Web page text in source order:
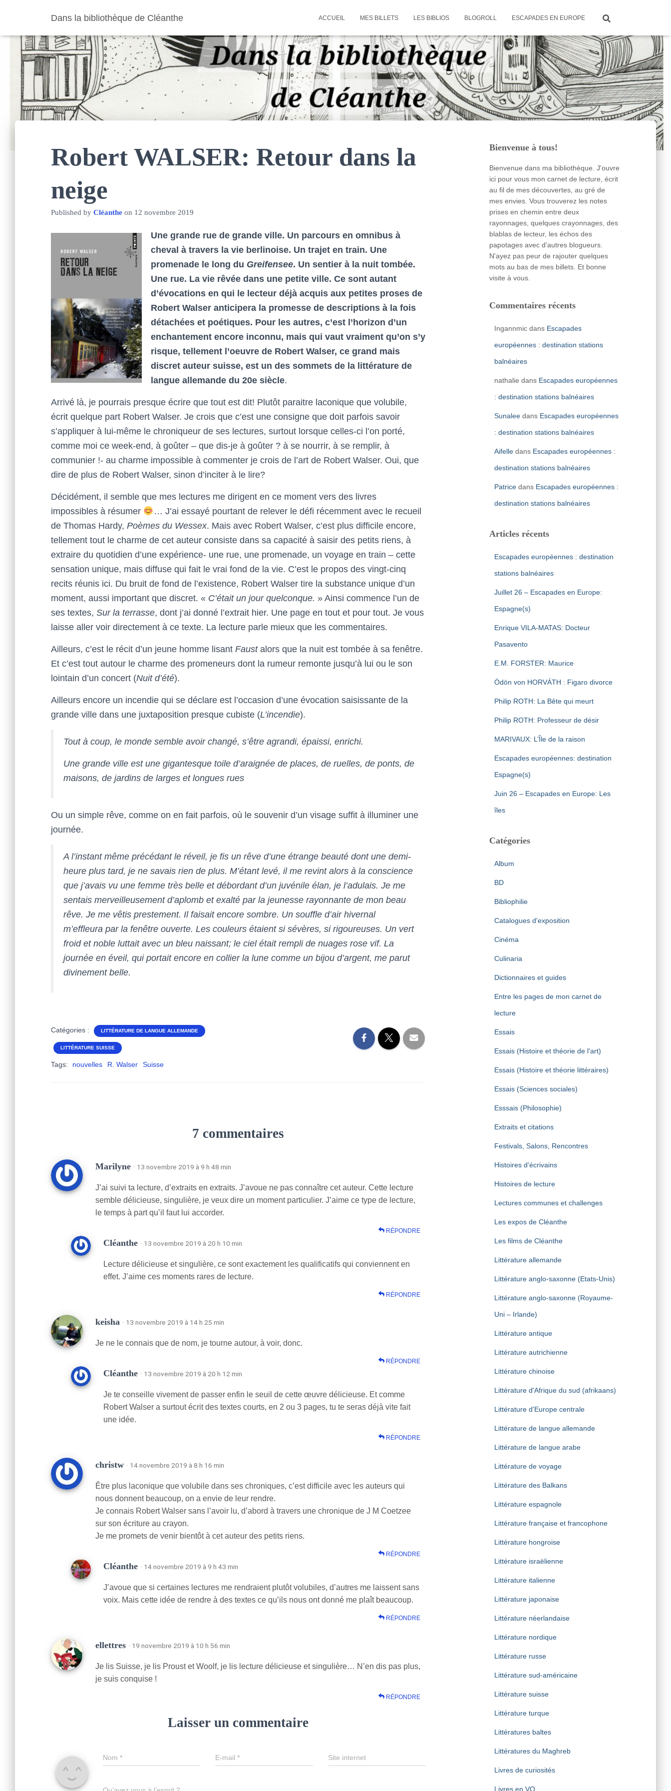
Dans la bibliothèque de Cléanthe ACCUEIL MES BILLETS LES BIBLIOS BLOGROLL ESCAPADES EN EUROPE
Robert WALSER: Retour dans la
neige
Published by Cléanthe on 12 novembre 2019
Une grande rue de grande ville. Un parcours en omnibus à
cheval à travers la vie berlinoise. Un trajet en train. Une
promenade le long du Greifensee. Un sentier à la nuit tombée.
Une rue. La vie rêvée dans une petite ville. Ce sont autant
d’évocations en qui le lecteur déjà acquis aux petites proses de
Robert Walser anticipera la promesse de descriptions à la fois
détachées et poétiques. Pour les autres, c’est l’horizon d’un
enchantement encore inconnu, mais qui vaut vraiment qu’on s’y
risque, tellement l’oeuvre de Robert Walser, ce grand mais
discret auteur suisse, est un des sommets de la littérature de
langue allemande du 20e siècle.
Arrivé là, je pourrais presque écrire que tout est dit! Plutôt paraitre laconique que volubile,
écrit quelque part Robert Walser. Je crois que c’est une consigne que doit parfois savoir
s’appliquer à lui-même le chroniqueur de ses lectures, surtout lorsque celles-ci l’on porté,
comme moi ce week-end, à goûter – que dis-je à goûter ? à se nourrir, à se remplir, à
communier !- au charme impossible à commenter je crois de l’art de Robert Walser. Oui, que
dire de plus de Robert Walser, sinon d’inciter à le lire?
Décidément, il semble que mes lectures me dirigent en ce moment vers des livres
impossibles à résumer
… J’ai essayé pourtant de relever le défi récemment avec le recueil
de Thomas Hardy, Poèmes du Wessex. Mais avec Robert Walser, c’est plus difficile encore,
tellement tout le charme de cet auteur consiste dans sa capacité à saisir des petits riens, à
extraire du quotidien d’une expérience- une rue, une promenade, un voyage en train – cette
sensation unique, mais diffuse qui fait le vrai fond de la vie. C’est le propos des vingt-cinq
recits réunis ici. Du bruit de fond de l’existence, Robert Walser tire la substance unique d’un
moment, aussi important que discret. « C’était un jour quelconque. » Ainsi commence l’un de
ses textes, Sur la terrasse, dont j’ai donné l’extrait hier. Une page en tout et pour tout. Je vous
laisse aller voir directement à ce texte. La lecture parle mieux que les commentaires.
Ailleurs, c’est le récit d’un jeune homme lisant Faustalors que la nuit est tombée à sa fenêtre.
Et c’est tout autour le charme des promeneurs dont la rumeur remonte jusqu’à lui ou le son
lointain d’un concert (Nuit d’été).
Ailleurs encore un incendie qui se déclare est l’occasion d’une évocation saisissante de la
grande ville dans une juxtaposition presque cubiste (L’incendie).
Tout à coup, le monde semble avoir changé, s’être agrandi, épaissi, enrichi.
Une grande ville est une gigantesque toile d’araignée de places, de ruelles, de ponts, de
maisons, de jardins de larges et longues rues
Ou un simple rêve, comme on en fait parfois, où le souvenir d’un visage suffit à illuminer une
journée.
A l’instant même précédant le réveil, je fis un rêve d’une étrange beauté dont une demi-
heure plus tard, je ne savais rien de plus. M’étant levé, il me revint alors à la conscience
que j’avais vu une femme très belle et débordant d’un juvénile élan, je l’adulais. Je me
sentais merveilleusement d’aplomb et exalté par la jeunesse rayonnante de mon beau
rêve. Je me vêtis prestement. Il faisait encore sombre. Un souffle d’air hivernal
m’effleura par la fenêtre ouverte. Les couleurs étaient si sévères, si rigoureuses. Un vert
froid et noble luttait avec un bleu naissant; le ciel était rempli de nuages rose vif. La
journée en éveil, qui portait encore en collier la lune comme un bijou d’argent, me parut
divinement belle.
Catégories : LITTÉRATURE DE LANGUE ALLEMANDE
LITTÉRATURE SUISSE
Tags: nouvelles R. Walser Suisse
7 commentaires
Marilyne · 13 novembre 2019 à 9 h 48 min
J’ai suivi ta lecture, d’extraits en extraits. J’avoue ne pas connaître cet auteur. Cette lecture
semble délicieuse, singulière, je veux dire un moment particulier. J’aime ce type de lecture,
le temps à part qu’il faut lui accorder.
RÉPONDRE
Cléanthe · 13 novembre 2019 à 20 h 10 min
Lecture délicieuse et singulière, ce sont exactement les qualificatifs qui conviennent en
effet. J’aime ces moments rares de lecture.
RÉPONDRE
keisha · 13 novembre 2019 à 14 h 25 min
Je ne le connais que de nom, je tourne autour, à voir, donc.
RÉPONDRE
Cléanthe · 13 novembre 2019 à 20 h 12 min
Je te conseille vivement de passer enfin le seuil de cette œuvre délicieuse. Et comme
Robert Walser a surtout écrit des textes courts, en 2 ou 3 pages, tu te seras déjà vite fait
une idée.
RÉPONDRE
christw · 14 novembre 2019 à 8 h 16 min
Être plus laconique que volubile dans ses chroniques, c’est difficile avec les auteurs qui
nous donnent beaucoup, on a envie de leur rendre.
Je connais Robert Walser sans l’avoir lu, d’abord à travers une chronique de J M Coetzee
sur son écriture au crayon.
Je me promets de venir bientôt à cet auteur des petits riens.
RÉPONDRE
Cléanthe · 14 novembre 2019 à 9 h 43 min
J’avoue que si certaines lectures me rendraient plutôt volubiles, d’autres me laissent sans
voix. Mais cette idée de rendre à des textes ce qu’ils nous ont donné me plaît beaucoup.
RÉPONDRE
ellettres · 19 novembre 2019 à 10 h 56 min
Je lis Suisse, je lis Proust et Woolf, je lis lecture délicieuse et singulière… N’en dis pas plus,
je suis conquise !
RÉPONDRE
Laisser un commentaire
Nom * E-mail* Site internet
Bienvenue à tous!
Bienvenue dans ma bibliothèque. J'ouvre
ici pour vous mon carnet de lecture, écrit
au fil de mes découvertes, au gré de
mes envies. Vous trouverez les notes
prises en chemin entre deux
rayonnages, quelques crayonnages, des
blablas de lecteur, les échos des
papotages avec d'autres blogueurs.
N'ayez pas peur de rajouter quelques
mots au bas de mes billets. Et bonne
visite à vous.
Commentaires récents
Ingannmicdans Escapades
européennes : destination stations
balnéaires
nathalie dans Escapades européennes
: destination stations balnéaires
Sunaleedans Escapades européennes
: destination stations balnéaires
Aifelledans Escapades européennes :
destination stations balnéaires
Patricedans Escapades européennes :
destination stations balnéaires
Articles récents
Escapades européennes : destination
stations balnéaires
Juillet 26 – Escapades en Europe:
Espagne(s)
Enrique VILA-MATAS: Docteur
Pasavento
E.M. FORSTER: Maurice
Ödön von HORVÁTH : Figaro divorce
Philip ROTH: La Bête qui meurt
Philip ROTH: Professeur de désir
MARIVAUX: L’Île de la raison
Escapades européennes: destination
Espagne(s)
Juin 26 – Escapades en Europe: Les
îles
Catégories
Album
BD
Bibliophilie
Catalogues d'exposition
Cinéma
Culinaria
Dictionnaires et guides
Entre les pages de mon carnet de
lecture
Essais
Essais (Histoire et théorie de l'art)
Essais (Histoire et théorie littéraires)
Essais (Sciences sociales)
Esssais (Philosophie)
Extraits et citations
Festivals, Salons, Rencontres
Histoires d'écrivains
Histoires de lecture
Lectures communes et challenges
Les expos de Cléanthe
Les films de Cléanthe
Littérature allemande
Littérature anglo-saxonne (Etats-Unis)
Littérature anglo-saxonne (Royaume-
Uni – Irlande)
Littérature antique
Littérature autrichienne
Littérature chinoise
Littérature d'Afrique du sud (afrikaans)
Littérature d'Europe centrale
Littérature de langue allemande
Littérature de langue arabe
Littérature de voyage
Littérature des Balkans
Littérature espagnole
Littérature française et francophone
Littérature hongroise
Littérature israëlienne
Littérature italienne
Littérature japonaise
Littérature néerlandaise
Littérature nordique
Littérature russe
Littérature sud-américaine
Littérature suisse
Littérature turque
Littératures baltes
Littératures du Maghreb
Livres de curiosités
Livres en VO